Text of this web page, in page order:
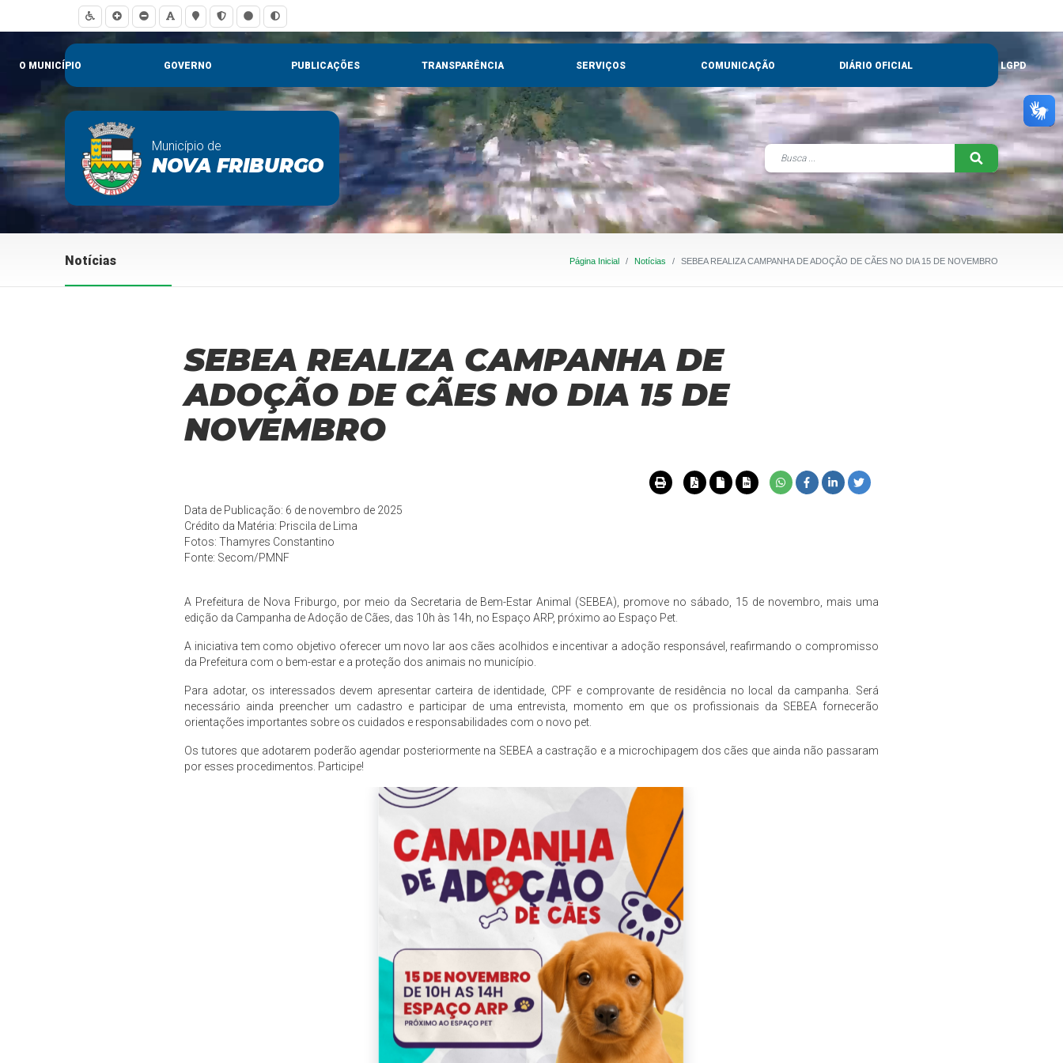
O MUNICÍPIO GOVERNO PUBLICAÇÕES TRANSPARÊNCIA SERVIÇOS COMUNICAÇÃO DIÁRIO OFICIAL LGPD
Município de
NOVA FRIBURGO
Notícias Página Inicial Notícias SEBEA REALIZA CAMPANHA DE ADOÇÃO DE CÃES NO DIA 15 DE NOVEMBRO
SEBEA REALIZA CAMPANHA DE
ADOÇÃO DE CÃES NO DIA 15 DE
NOVEMBRO
Data de Publicação: 6 de novembro de 2025
Crédito da Matéria: Priscila de Lima
Fotos: Thamyres Constantino
Fonte: Secom/PMNF
A Prefeitura de Nova Friburgo, por meio da Secretaria de Bem-Estar Animal (SEBEA), promove no sábado, 15 de novembro, mais uma
edição da Campanha de Adoção de Cães, das 10h às 14h, no Espaço ARP, próximo ao Espaço Pet.
A iniciativa tem como objetivo oferecer um novo lar aos cães acolhidos e incentivar a adoção responsável, reafirmando o compromisso
da Prefeitura com o bem-estar e a proteção dos animais no município.
Para adotar, os interessados devem apresentar carteira de identidade, CPF e comprovante de residência no local da campanha. Será
necessário ainda preencher um cadastro e participar de uma entrevista, momento em que os profissionais da SEBEA fornecerão
orientações importantes sobre os cuidados e responsabilidades com o novo pet.
Os tutores que adotarem poderão agendar posteriormente na SEBEA a castração e a microchipagem dos cães que ainda não passaram
por esses procedimentos. Participe!